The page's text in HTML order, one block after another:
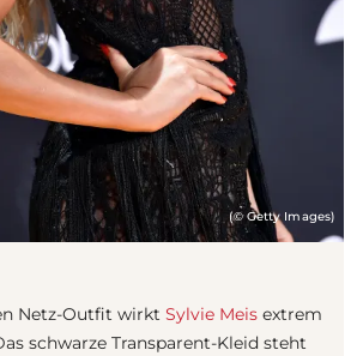
(© Getty Images)
Netz-Outfit wirkt Sylvie Meis extrem
schwarze Transparent-Kleid steht